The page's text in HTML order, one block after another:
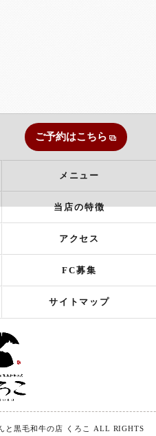
ご予約はこちら
メニュー
当店の特徴
アクセス
FC募集
サイトマップ
と黒毛和牛の店 くろこ ALL RIGHTS